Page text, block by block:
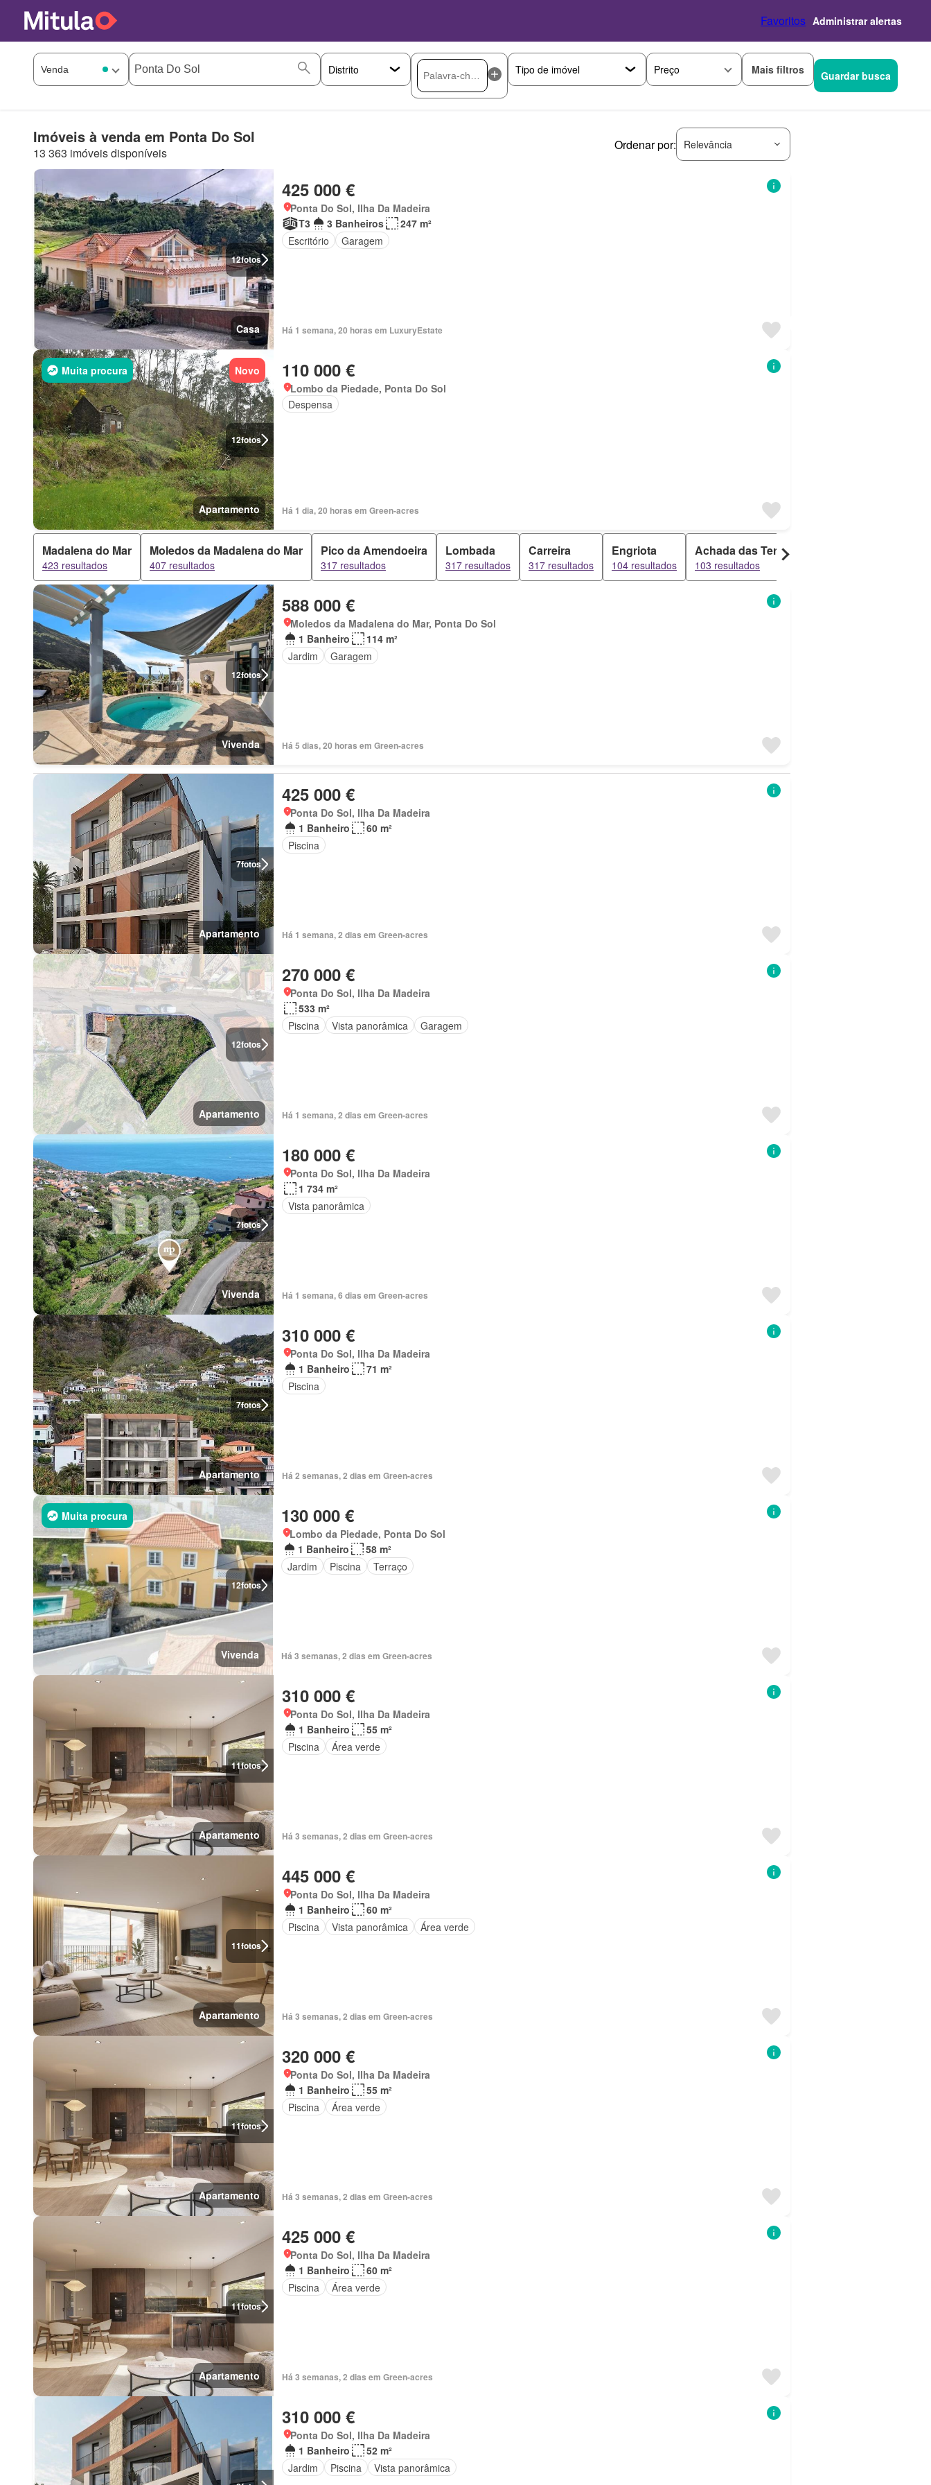
Favoritos Administrar alertas
Preço Mais filtros Guardar busca
Imóveis à venda em Ponta Do Sol
13 363 imóveis disponíveis
Ordenar por: Relevância
12fotos
Casa
425 000 €
Ponta Do Sol, Ilha Da Madeira
T3
3 Banheiros
247 m²
Escritório
Garagem
Há 1 semana, 20 horas em LuxuryEstate
12fotos
Muita procura Novo
Apartamento
110 000 €
Lombo da Piedade, Ponta Do Sol
Despensa
Há 1 dia, 20 horas em Green-acres
Madalena do Mar
423 resultados
Moledos da Madalena do Mar
407 resultados
Pico da Amendoeira
317 resultados
Lombada
317 resultados
Carreira
317 resultados
Engriota
104 resultados
Achada das Terças
103 resultados
12fotos
Vivenda
588 000 €
Moledos da Madalena do Mar, Ponta Do Sol
1 Banheiro
114 m²
Jardim
Garagem
Há 5 dias, 20 horas em Green-acres
7fotos
Apartamento
425 000 €
Ponta Do Sol, Ilha Da Madeira
1 Banheiro
60 m²
Piscina
Há 1 semana, 2 dias em Green-acres
12fotos
Apartamento
270 000 €
Ponta Do Sol, Ilha Da Madeira
533 m²
Piscina
Vista panorâmica Garagem
Há 1 semana, 2 dias em Green-acres
7fotos
Vivenda
180 000 €
Ponta Do Sol, Ilha Da Madeira
1 734 m²
Vista panorâmica
Há 1 semana, 6 dias em Green-acres
7fotos
Apartamento
310 000 €
Ponta Do Sol, Ilha Da Madeira
1 Banheiro
71 m²
Piscina
Há 2 semanas, 2 dias em Green-acres
12fotos
Muita procura
Vivenda
130 000 €
Lombo da Piedade, Ponta Do Sol
1 Banheiro
58 m²
Jardim
Piscina Terraço
Há 3 semanas, 2 dias em Green-acres
11fotos
Apartamento
310 000 €
Ponta Do Sol, Ilha Da Madeira
1 Banheiro
55 m²
Piscina
Área verde
Há 3 semanas, 2 dias em Green-acres
11fotos
Apartamento
445 000 €
Ponta Do Sol, Ilha Da Madeira
1 Banheiro
60 m²
Piscina
Vista panorâmica Área verde
Há 3 semanas, 2 dias em Green-acres
11fotos
Apartamento
320 000 €
Ponta Do Sol, Ilha Da Madeira
1 Banheiro
55 m²
Piscina
Área verde
Há 3 semanas, 2 dias em Green-acres
11fotos
Apartamento
425 000 €
Ponta Do Sol, Ilha Da Madeira
1 Banheiro
60 m²
Piscina
Área verde
Há 3 semanas, 2 dias em Green-acres
310 000 €
Ponta Do Sol, Ilha Da Madeira
1 Banheiro
52 m²
Jardim
Piscina Vista panorâmica